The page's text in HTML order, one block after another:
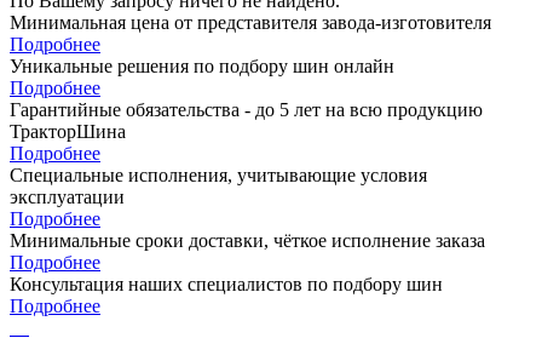
Минимальная цена от представителя завода-изготовителя
Подробнее
Уникальные решения по подбору шин онлайн
Подробнее
Гарантийные обязательства - до 5 лет на всю продукцию
ТракторШина
Подробнее
Специальные исполнения, учитывающие условия
эксплуатации
Подробнее
Минимальные сроки доставки, чёткое исполнение заказа
Подробнее
Консультация наших специалистов по подбору шин
Подробнее